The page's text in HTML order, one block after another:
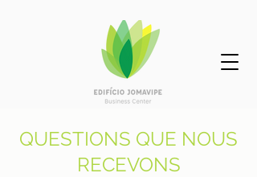
QUESTIONS QUE NOUS
RECEVONS